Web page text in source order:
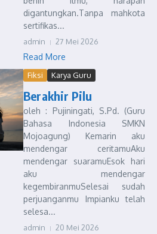
digantungkan.Tanpa mahkota
sertifikas...
admin 27 Mei 2026
Read More
Fiksi Karya Guru
Berakhir Pilu
oleh : Pujiningati, S.Pd. (Guru
Bahasa Indonesia SMKN
Mojoagung) Kemarin aku
mendengar ceritamuAku
mendengar suaramuEsok hari
aku mendengar
kegembiranmuSelesai sudah
perjuanganmu Impianku telah
selesa...
admin 20 Mei 2026